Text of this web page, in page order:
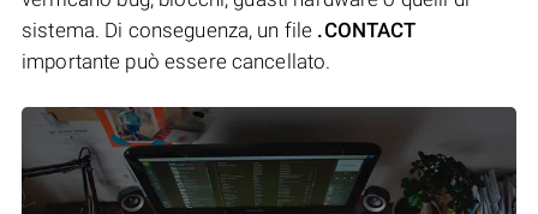
sistema. Di conseguenza, un file .CONTACT
importante può essere cancellato.